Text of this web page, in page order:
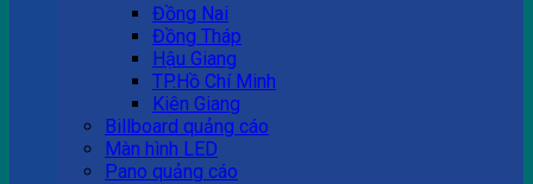
Đồng Nai
Đồng Tháp
Hậu Giang
TP.Hồ Chí Minh
Kiên Giang
Billboard quảng cáo
Màn hình LED
Pano quảng cáo